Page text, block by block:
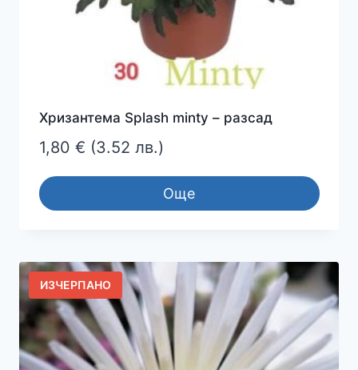
Хризантема Splash minty – разсад
1,80 € (3.52 лв.)
Още
ИЗЧЕРПАНО